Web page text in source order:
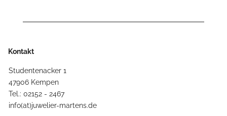
Kontakt
Studentenacker 1
47906 Kempen
Tel.: 02152 - 2467
info(at)juwelier-martens.de